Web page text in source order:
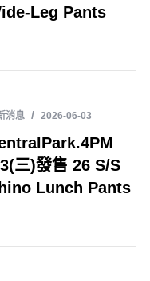
Leg Pants
消息 2026-06-03
三)發售 26 S/S
Lunch Pants